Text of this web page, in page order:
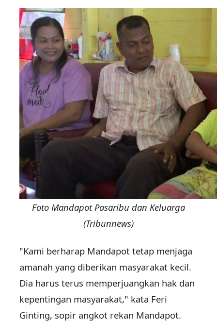
Foto Mandapot Pasaribu dan Keluarga
(Tribunnews)
"Kami berharap Mandapot tetap menjaga
amanah yang diberikan masyarakat kecil.
Dia harus terus memperjuangkan hak dan
kepentingan masyarakat," kata Feri
Ginting, sopir angkot rekan Mandapot.